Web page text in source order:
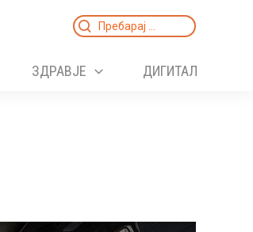
Search
ЗДРАВЈЕ ДИГИТАЛ